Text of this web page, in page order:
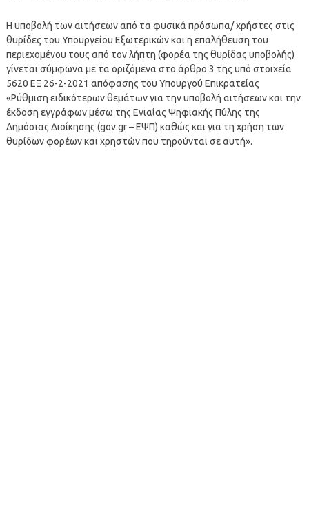
Η υποβολή των αιτήσεων από τα φυσικά πρόσωπα/ χρήστες στις
θυρίδες του Υπουργείου Εξωτερικών και η επαλήθευση του
περιεχομένου τους από τον λήπτη (φορέα της θυρίδας υποβολής)
γίνεται σύμφωνα με τα οριζόμενα στο άρθρο 3 της υπό στοιχεία
5620 ΕΞ 26-2-2021 απόφασης του Υπουργού Επικρατείας
«Ρύθμιση ειδικότερων θεμάτων για την υποβολή αιτήσεων και την
έκδοση εγγράφων μέσω της Ενιαίας Ψηφιακής Πύλης της
Δημόσιας Διοίκησης (gov.gr – ΕΨΠ) καθώς και για τη χρήση των
θυρίδων φορέων και χρηστών που τηρούνται σε αυτή».